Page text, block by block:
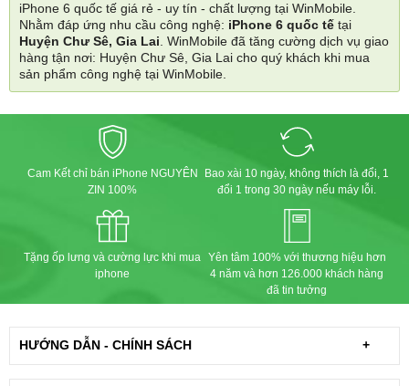
iPhone 6 quốc tế giá rẻ - uy tín - chất lượng tại WinMobile.
Nhằm đáp ứng nhu cầu công nghệ: iPhone 6 quốc tế tại
Huyện Chư Sê, Gia Lai. WinMobile đã tăng cường dịch vụ giao
hàng tận nơi: Huyện Chư Sê, Gia Lai cho quý khách khi mua
sản phẩm công nghệ tại WinMobile.
Cam Kết chỉ bán iPhone NGUYÊN
ZIN 100%
Bao xài 10 ngày, không thích là đổi, 1
đổi 1 trong 30 ngày nếu máy lỗi.
Tặng ốp lưng và cường lực khi mua
iphone
Yên tâm 100% với thương hiệu hơn
4 năm và hơn 126.000 khách hàng
đã tin tưởng
HƯỚNG DẪN - CHÍNH SÁCH +